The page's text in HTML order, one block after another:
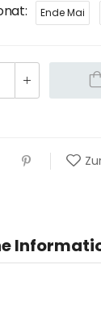
Ende Mai